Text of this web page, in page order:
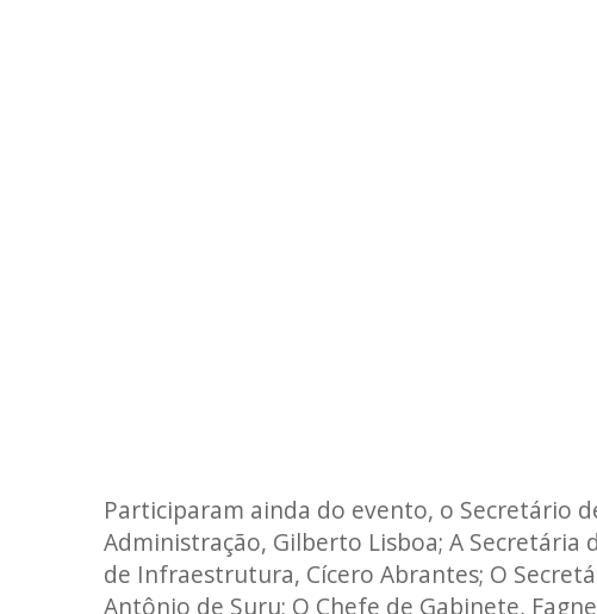
Participaram ainda do evento, o Secretário
Administração, Gilberto Lisboa; A
de Infraestrutura, Cícero Abrantes; O
Antônio de Suru; O Chefe de Gabinete,